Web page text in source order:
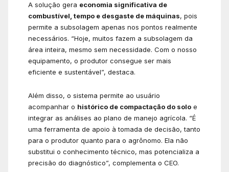
A solução gera economia significativa de
combustível, tempo e desgaste de máquinas, pois
permite a subsolagem apenas nos pontos realmente
necessários. “Hoje, muitos fazem a subsolagem da
área inteira, mesmo sem necessidade. Com o nosso
equipamento, o produtor consegue ser mais
eficiente e sustentável”, destaca.
Além disso, o sistema permite ao usuário
acompanhar o histórico de compactação do solo e
integrar as análises ao plano de manejo agrícola. “É
uma ferramenta de apoio à tomada de decisão, tanto
para o produtor quanto para o agrônomo. Ela não
substitui o conhecimento técnico, mas potencializa a
precisão do diagnóstico”, complementa o CEO.